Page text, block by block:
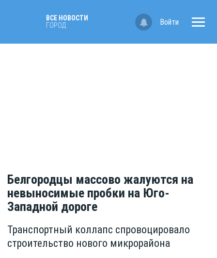
ВСЕ НОВОСТИ
ГОРОД
Войти
Белгородцы массово жалуются на
невыносимые пробки на Юго-
Западной дороге
Транспортный коллапс спровоцировало
строительство нового микрорайона